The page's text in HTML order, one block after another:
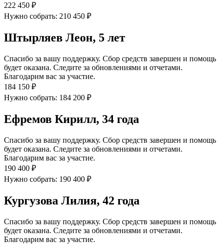
222 450 ₽
Нужно собрать: 210 450 ₽
Штырляев Леон, 5 лет
Спасибо за вашу поддержку. Сбор средств завершен и помощь
будет оказана. Следите за обновлениями и отчетами.
Благодарим вас за участие.
184 150 ₽
Нужно собрать: 184 200 ₽
Ефремов Кирилл, 34 года
Спасибо за вашу поддержку. Сбор средств завершен и помощь
будет оказана. Следите за обновлениями и отчетами.
Благодарим вас за участие.
190 400 ₽
Нужно собрать: 190 400 ₽
Кургузова Лилия, 42 года
Спасибо за вашу поддержку. Сбор средств завершен и помощь
будет оказана. Следите за обновлениями и отчетами.
Благодарим вас за участие.